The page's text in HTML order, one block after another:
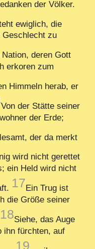
der Völker.
ewiglich, die
Geschlecht zu
deren Gott
erkoren zum
Himmeln herab, er
Von der Stätte seiner
der Erde;
der da merkt
wird nicht gerettet
ein Held wird nicht
17Ein Trug ist
die Größe seiner
18Siehe, das Auge
ihn fürchten, auf
19